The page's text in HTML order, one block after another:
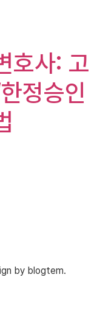
호사: 고
정승인
by blogtem.